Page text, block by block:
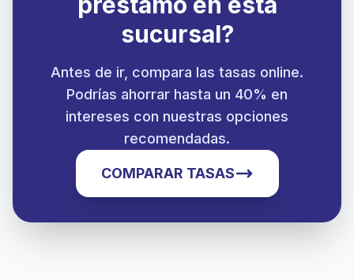
sucursal?
Antes de ir, compara las tasas online.
Podrías ahorrar hasta un 40% en
intereses con nuestras opciones
recomendadas.
COMPARAR TASAS